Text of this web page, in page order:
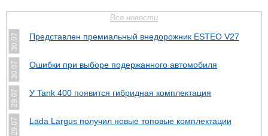
Все новости
30.07 Представлен премиальный внедорожник ESTEO V27
30.07 Ошибки при выборе подержанного автомобиля
29.07 У Tank 400 появится гибридная комплектация
29.07 Lada Largus получил новые топовые комплектации